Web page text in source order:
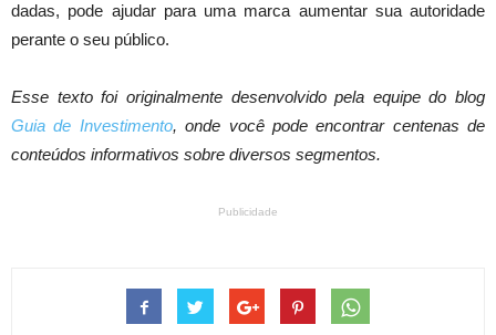
dadas, pode ajudar para uma marca aumentar sua autoridade
perante o seu público.
Esse texto foi originalmente desenvolvido pela equipe do blog
Guia de Investimento, onde você pode encontrar centenas de
conteúdos informativos sobre diversos segmentos.
Publicidade